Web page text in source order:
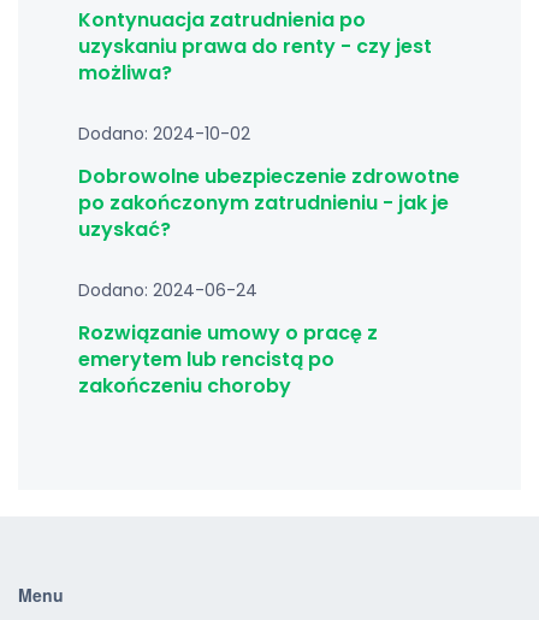
Kontynuacja zatrudnienia po
uzyskaniu prawa do renty - czy jest
możliwa?
Dodano: 2024-10-02
Dobrowolne ubezpieczenie zdrowotne
po zakończonym zatrudnieniu - jak je
uzyskać?
Dodano: 2024-06-24
Rozwiązanie umowy o pracę z
emerytem lub rencistą po
zakończeniu choroby
Menu